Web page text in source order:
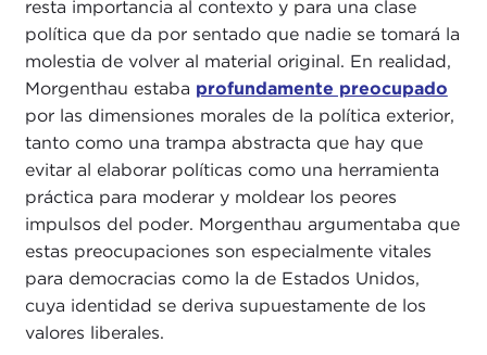
resta importancia al contexto y para una clase
política que da por sentado que nadie se tomará la
molestia de volver al material original. En realidad,
Morgenthau estaba profundamente preocupado
por las dimensiones morales de la política exterior,
tanto como una trampa abstracta que hay que
evitar al elaborar políticas como una herramienta
práctica para moderar y moldear los peores
impulsos del poder. Morgenthau argumentaba que
estas preocupaciones son especialmente vitales
para democracias como la de Estados Unidos,
cuya identidad se deriva supuestamente de los
valores liberales.